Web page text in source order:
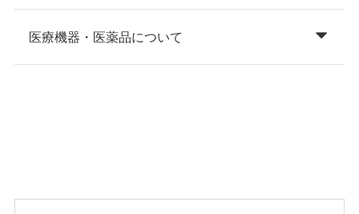
医療機器・医薬品について